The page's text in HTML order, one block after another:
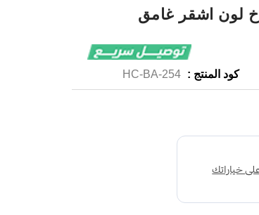
لون اشقر غامق
كود المنتج : HC-BA-254